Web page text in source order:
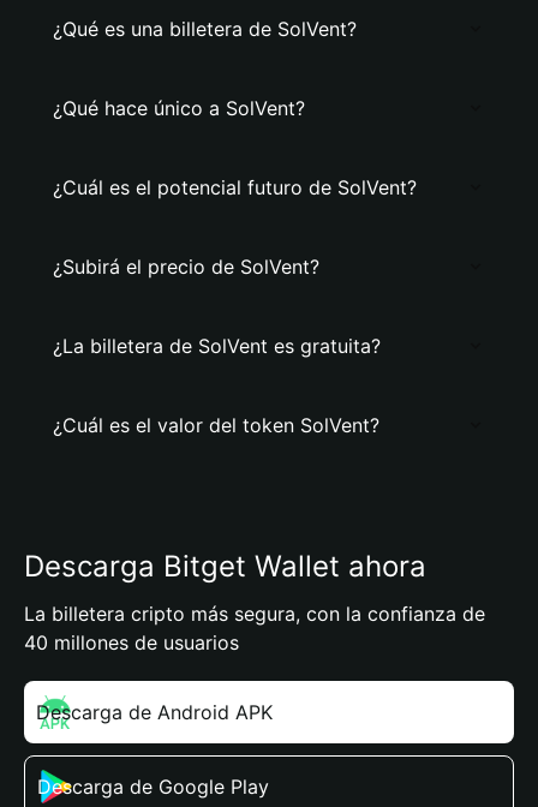
¿Qué es una billetera de SolVent?
¿Qué hace único a SolVent?
¿Cuál es el potencial futuro de SolVent?
¿Subirá el precio de SolVent?
¿La billetera de SolVent es gratuita?
¿Cuál es el valor del token SolVent?
Descarga Bitget Wallet ahora
La billetera cripto más segura, con la confianza de
40 millones de usuarios
Descarga de Android APK
Descarga de Google Play